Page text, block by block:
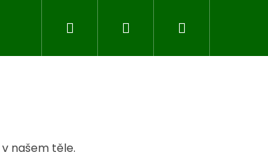
Značky
Hledat PřihlášeníNákupní
v našem těle.